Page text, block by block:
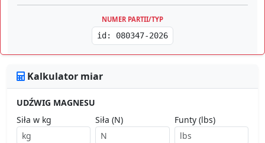
NUMER PARTII/TYP
id: 080347-2026
Kalkulator miar
UDŹWIG MAGNESU
Siła w kg
Siła (N) Funty (lbs)